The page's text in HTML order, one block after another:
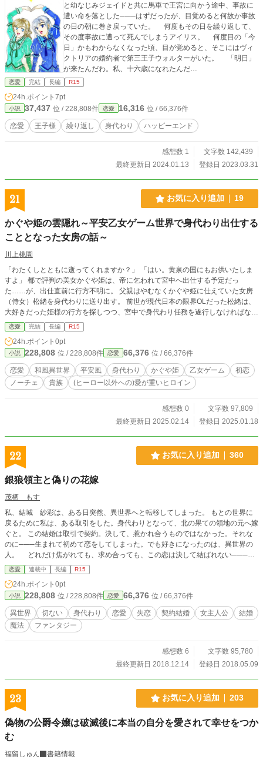
と幼なじみジェイドと共に馬車で王宮に向かう途中、事故に
遭い命を落とした───はずだったが、目覚めると何故か事故
の日の朝に巻き戻っていた。 何度もその日を繰り返して、
その度事故に遭って死んでしまうアイリス。 何度目の「今
日」かもわからなくなった頃、目が覚めると、そこにはヴィ
クトリアの婚約者で第三王子ウォルターがいた。 「明日」
が来たんだわ。私、十六歳になれたんだ…
恋愛 完結 長編 R15
24h.ポイント 7pt
小説 37,437 位 / 228,808件 恋愛 16,316 位 / 66,376件
恋愛 王子様 繰り返し 身代わり ハッピーエンド
感想数 1
文字数 142,439
最終更新日 2024.01.13
登録日 2023.03.31
21 お気に入り追加 19
かぐや姫の雲隠れ～平安乙女ゲーム世界で身代わり出仕する
こととなった女房の話～
川上桃園
「わたくしとともに逝ってくれますか？」 「はい。黄泉の国にもお供いたしま
すよ」 都で評判の美女かぐや姫は、帝に乞われて宮中へ出仕する予定だっ
た……が、出仕直前に行方不明に。 父親はやむなくかぐや姫に仕えていた女房
（侍女）松緒を身代わりに送り出す。 前世が現代日本の限界OLだった松緒は、
大好きだった姫様の行方を探しつつ、宮中で身代わり任務を遂行しなければなら
なくなった。ばれたら死。かぐや姫の評判も地に落ちる。 「かぐや姫」となっ
た松緒の元には、乙女ゲームの攻略対象たちが次々とやってくるも、彼女が身代
わりだと気づく人物が現われて……。 「そなたは……かぐや姫の『偽物』だ
な」 「そなたの慕う『姫様』とやらが、そなたが思っていた女と違っていた
ら、どうする？」 身代わり女房松緒の奮闘記が、はじまる。 史実に基づかな
い、架空の平安後宮ファンタジーとなっています。 乙女ゲームとしての攻略対
象には、帝、東宮、貴公子、苦労人と、サブキャラでピンク髪の陰陽師がいま
恋愛 完結 長編 R15
24h.ポイント 0pt
小説 228,808 位 / 228,808件 恋愛 66,376 位 / 66,376件
恋愛 和風異世界 平安風 身代わり かぐや姫 乙女ゲーム
初恋
ノーチェ
貴族 (ヒーロー以外への)愛が重いヒロイン
感想数 0
文字数 97,809
最終更新日 2025.02.14
登録日 2025.01.18
22 お気に入り追加 360
銀狼領主と偽りの花嫁
茂栖 もす
私、結城 紗彩は、ある日突然、異世界へと転移してしまった。 もとの世界に
戻るために私は、ある取引をした。身代わりとなって、北の果ての領地の元へ嫁
ぐと。 この結婚は取引で契約。決して、惹かれ合うものではなかった。それな
のに───生まれて初めて恋をしてしまった。でも好きになったのは、異世界の
人。 どれだけ焦がれても、求め合っても、この恋は決して結ばれない───恋
に落ちた瞬間から、失恋へのカウントダウンは始まってしまった。
恋愛 連載中 長編 R15
24h.ポイント 0pt
小説 228,808 位 / 228,808件 恋愛 66,376 位 / 66,376件
異世界 切ない 身代わり 恋愛 失恋 契約結婚 女主人公
結婚
魔法
ファンタジー
感想数 6
文字数 95,780
最終更新日 2018.12.14
登録日 2018.05.09
23 お気に入り追加 203
偽物の公爵令嬢は破滅後に本当の自分を愛されて幸せをつか
む
福留しゅん 書籍情報